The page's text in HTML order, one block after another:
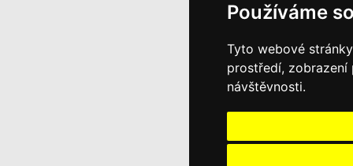
Používáme
Tyto webové
prostředí, zobrazení
návštěvnosti.